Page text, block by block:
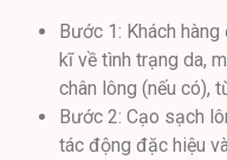
Bước 1: Khách
kĩ về tình trạng da,
chân lông (nếu có),
Bước 2: Cạo sạch
tác động đặc hiệu